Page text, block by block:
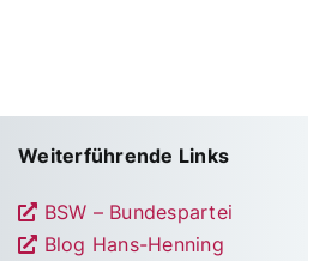
Weiterführende Links
BSW – Bundespartei
Blog Hans-Henning